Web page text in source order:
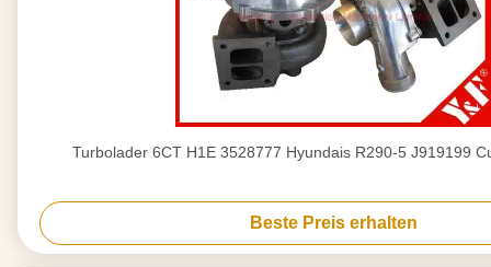
Turbolader 6CT H1E 3528777 Hyundais R290-5 J919199
Beste Preis erhalten